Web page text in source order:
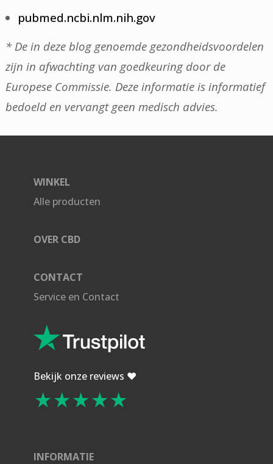
pubmed.ncbi.nlm.nih.gov
* De in deze blog genoemde gezondheidsvoordelen
zijn in afwachting van goedkeuring door de
Europese Commissie. Deze informatie is informatief
bedoeld en vervangt geen medisch advies.
WINKEL
Alle producten
OVER CBD
CONTACT
Service en Contact
Bekijk onze reviews ❤️
★★★★★
INFORMATIE